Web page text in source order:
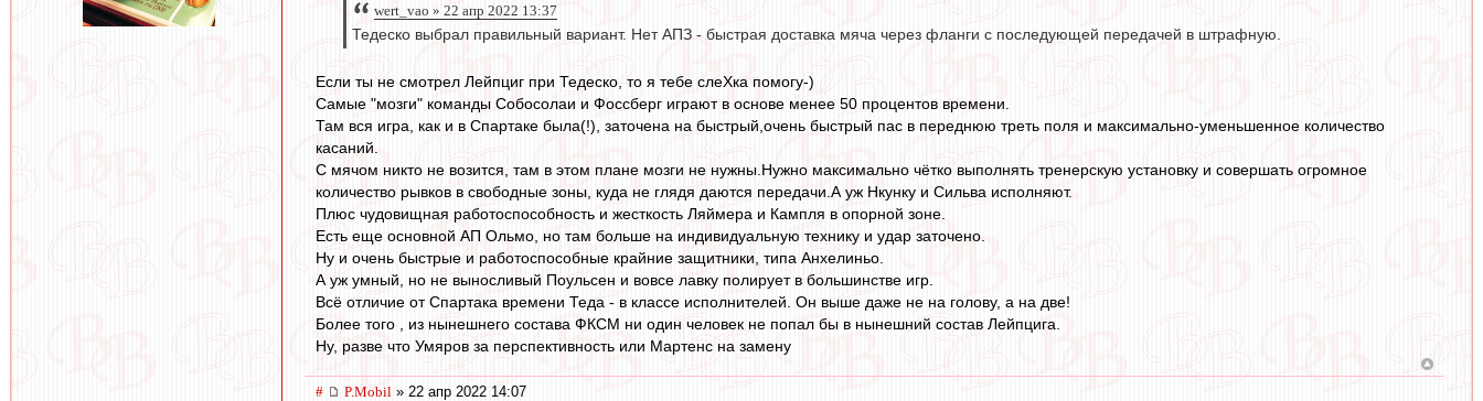
wert_vao » 22 апр 2022 13:37
Тедеско выбрал правильный вариант. Нет АПЗ - быстрая доставка мяча через фланги с последующей передачей в штрафную.
Если ты не смотрел Лейпциг при Тедеско, то я тебе слеХка помогу-)
Самые "мозги" команды Собосолаи и Фоссберг играют в основе менее 50 процентов времени.
Там вся игра, как и в Спартаке была(!), заточена на быстрый,очень быстрый пас в переднюю треть поля и максимально-уменьшенное количество
касаний.
С мячом никто не возится, там в этом плане мозги не нужны.Нужно максимально чётко выполнять тренерскую установку и совершать огромное
количество рывков в свободные зоны, куда не глядя даются передачи.А уж Нкунку и Сильва исполняют.
Плюс чудовищная работоспособность и жесткость Ляймера и Кампля в опорной зоне.
Есть еще основной АП Ольмо, но там больше на индивидуальную технику и удар заточено.
Ну и очень быстрые и работоспособные крайние защитники, типа Анхелиньо.
А уж умный, но не выносливый Поульсен и вовсе лавку полирует в большинстве игр.
Всё отличие от Спартака времени Теда - в классе исполнителей. Он выше даже не на голову, а на две!
Более того , из нынешнего состава ФКСМ ни один человек не попал бы в нынешний состав Лейпцига.
Ну, разве что Умяров за перспективность или Мартенс на замену
# P.Mobil » 22 апр 2022 14:07